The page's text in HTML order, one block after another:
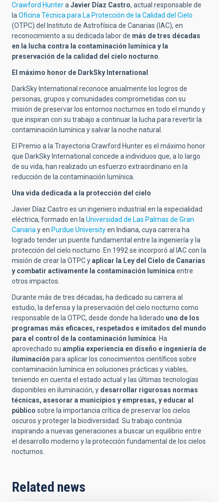
Crawford Huntera Javier Díaz Castro, actual responsable de
la Oficina Técnica para La Protección de la Calidad del Cielo
(OTPC) del Instituto de Astrofísica de Canarias (IAC), en
reconocimiento a su dedicada labor de más de tres décadas
en la lucha contra la contaminación lumínica y la
preservación de la calidad del cielo nocturno
El máximo honor de DarkSky International
DarkSky International reconoce anualmente los logros de
personas, grupos y comunidades comprometidas con su
misión de preservar los entornos nocturnos en todo el mundo y
que inspiran con su trabajo a continuar la lucha para revertir la
contaminación lumínica y salvar la noche natural.
El Premio a la Trayectoria Crawford Hunter es el máximo honor
que DarkSky International concede a individuos que, a lo largo
de su vida, han realizado un esfuerzo extraordinario en la
reducción de la contaminación lumínica.
Una vida dedicada a la protección del cielo
Javier Díaz Castro es un ingeniero industrial en la especialidad
eléctrica, formado en la Universidad de Las Palmas de Gran
Canaria y en Purdue Universityen Indiana, cuya carrera ha
logrado tender un puente fundamental entre la ingeniería y la
protección del cielo nocturno. En 1992 se incorporó al IAC con la
misión de crear la OTPC yaplicar la Ley del Cielo de Canarias
y combatir activamente la contaminación lumínica entre
otros impactos.
Durante más de tres décadas, ha dedicado su carrera al
estudio, la defensa y la preservación del cielo nocturno como
responsable de la OTPC, desde donde ha liderado uno de los
programas más eficaces, respetados e imitados del mundo
para el control de la contaminación lumínica . Ha
aprovechado su amplia experiencia en diseño e ingeniería de
iluminación para aplicar los conocimientos científicos sobre
contaminación lumínica en soluciones prácticas y viables,
teniendo en cuenta el estado actual y las últimas tecnologías
disponibles en iluminación, y desarrollar rigurosas normas
técnicas, asesorar a municipios y empresas, y educar al
público sobre la importancia crítica de preservar los cielos
oscuros y proteger la biodiversidad. Su trabajo continúa
inspirando a nuevas generaciones a buscar un equilibrio entre
el desarrollo moderno y la protección fundamental de los cielos
nocturnos.
Related news